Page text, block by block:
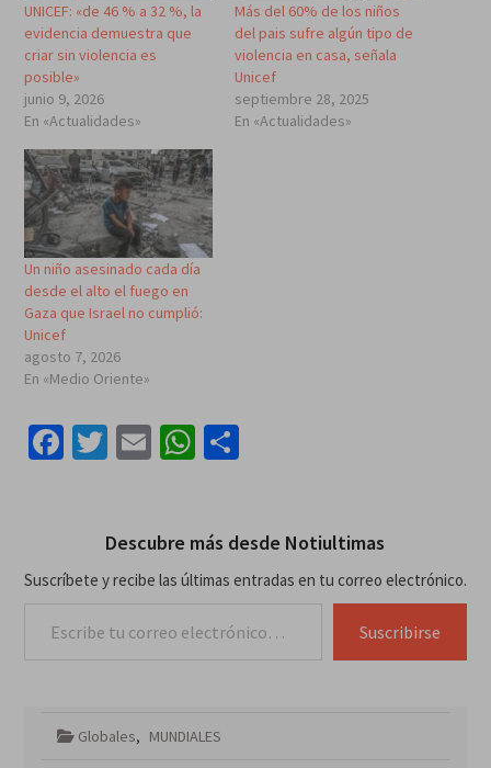
UNICEF: «de 46 % a 32 %, la
evidencia demuestra que
criar sin violencia es
posible»
junio 9, 2026
En «Actualidades»
Más del 60% de los niños
del pais sufre algún tipo de
violencia en casa, señala
Unicef
septiembre 28, 2025
En «Actualidades»
Un niño asesinado cada día
desde el alto el fuego en
Gaza que Israel no cumplió:
Unicef
agosto 7, 2026
En «Medio Oriente»
Facebook
Twitter
EmailWhatsApp
Compartir
Descubre más desde Notiultimas
Suscríbete y recibe las últimas entradas en tu correo electrónico.
Suscribirse
Globales, MUNDIALES